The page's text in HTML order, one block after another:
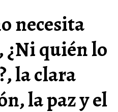
necesita
quién lo
la clara
la paz y el